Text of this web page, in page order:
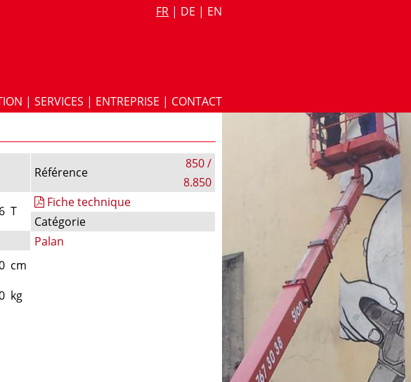
FR | DE | EN
|SERVICES | ENTREPRISE | CONTACT
6 T
cm
kg
Référence
850 /
8.850
Fiche technique
Catégorie
Palan